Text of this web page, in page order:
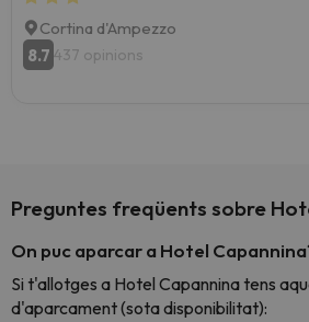
Cortina d'Ampezzo
8.7 437 opinions
Preguntes freqüents sobre
On puc aparcar a Hotel
Si t'allotges a Hotel Capannina tens
d'aparcament (sota disponibilitat):